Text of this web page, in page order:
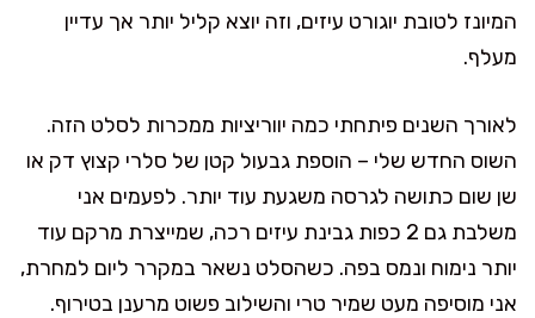
המיונז לטובת יוגורט עיזים, וזה יוצא קליל יותר אך עדיין
מעלף.
לאורך השנים פיתחתי כמה יווריציות ממכרות לסלט הזה.
השוס החדש שלי – הוספת גבעול קטן של סלרי קצוץ דק או
שן שום כתושה לגרסה משגעת עוד יותר. לפעמים אני
משלבת גם 2 כפות גבינת עיזים רכה, שמייצרת מרקם עוד
יותר נימוח ונמס בפה. כשהסלט נשאר במקרר ליום למחרת,
אני מוסיפה מעט שמיר טרי והשילוב פשוט מרענן בטירוף.